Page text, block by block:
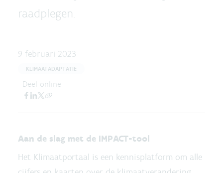
raadplegen.
9 februari 2023
KLIMAATADAPTATIE
Deel online
Aan de slag met de IMPACT-tool
Het Klimaatportaal is een kennisplatform om alle